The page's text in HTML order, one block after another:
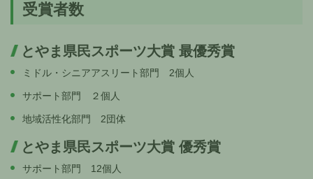
受賞者数
とやま県民スポーツ大賞 最優秀賞
ミドル・シニアアスリート部門 2個人
サポート部門 ２個人
地域活性化部門 2団体
とやま県民スポーツ大賞 優秀賞
サポート部門 12個人